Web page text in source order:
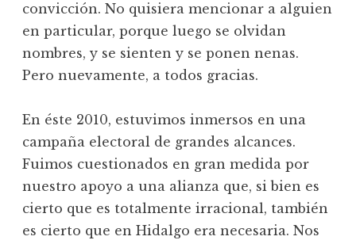
convicción. No quisiera mencionar a alguien
en particular, porque luego se olvidan
nombres, y se sienten y se ponen nenas.
Pero nuevamente, a todos gracias.
En éste 2010, estuvimos inmersos en una
campaña electoral de grandes alcances.
Fuimos cuestionados en gran medida por
nuestro apoyo a una alianza que, si bien es
cierto que es totalmente irracional, también
es cierto que en Hidalgo era necesaria. Nos